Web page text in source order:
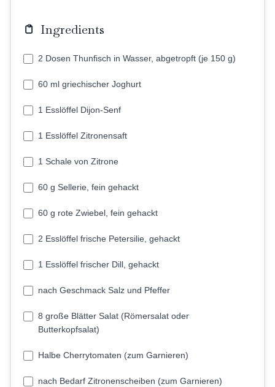
Ingredients
2 Dosen Thunfisch in Wasser, abgetropft (je 150 g)
60 ml griechischer Joghurt
1 Esslöffel Dijon-Senf
1 Esslöffel Zitronensaft
1 Schale von Zitrone
60 g Sellerie, fein gehackt
60 g rote Zwiebel, fein gehackt
2 Esslöffel frische Petersilie, gehackt
1 Esslöffel frischer Dill, gehackt
nach Geschmack Salz und Pfeffer
8 große Blätter Salat (Römersalat oder
Butterkopfsalat)
Halbe Cherrytomaten (zum Garnieren)
nach Bedarf Zitronenscheiben (zum Garnieren)